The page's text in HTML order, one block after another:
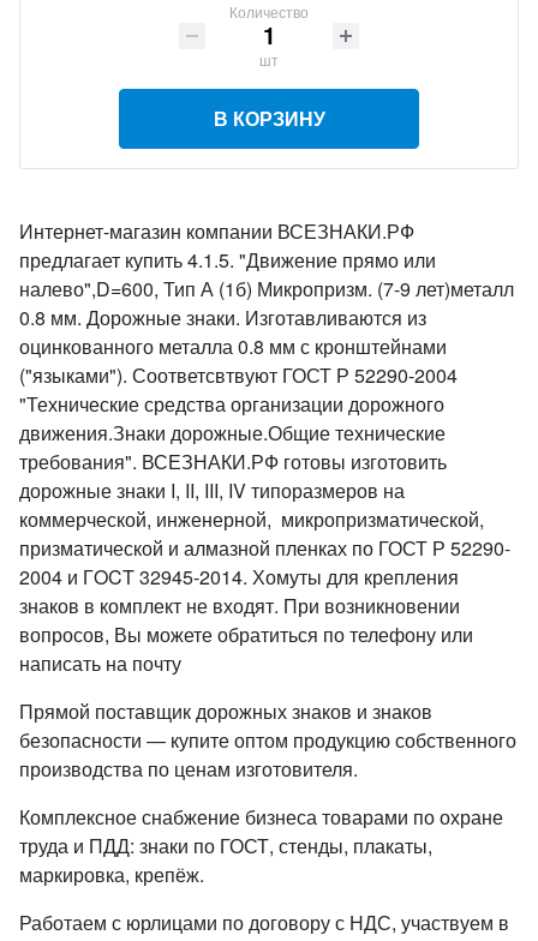
Количество
шт
В КОРЗИНУ
Интернет-магазин компании ВСЕЗНАКИ.РФ
предлагает купить 4.1.5. "Движение прямо или
налево",D=600, Тип А (1б) Микропризм. (7-9 лет)металл
0.8 мм. Дорожные знаки. Изготавливаются из
оцинкованного металла 0.8 мм с кронштейнами
("языками"). Соответсвтвуют ГОСТ Р 52290-2004
"Технические средства организации дорожного
движения.Знаки дорожные.Общие технические
требования". ВСЕЗНАКИ.РФ готовы изготовить
дорожные знаки I, II, III, IV типоразмеров на
коммерческой, инженерной, микропризматической,
призматической и алмазной пленках по ГОСТ Р 52290-
2004 и ГOCT 32945-2014. Хомуты для крепления
знаков в комплект не входят. При возникновении
вопросов, Вы можете обратиться по телефону или
написать на почту
Прямой поставщик дорожных знаков и знаков
безопасности — купите оптом продукцию собственного
производства по ценам изготовителя.
Комплексное снабжение бизнеса товарами по охране
труда и ПДД: знаки по ГОСТ, стенды, плакаты,
маркировка, крепёж.
Работаем с юрлицами по договору с НДС, участвуем в